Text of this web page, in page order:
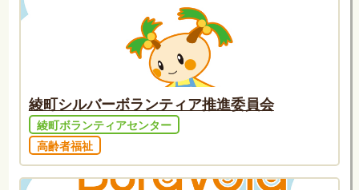
綾町シルバーボランティア推進委員会
綾町ボランティアセンター
高齢者福祉